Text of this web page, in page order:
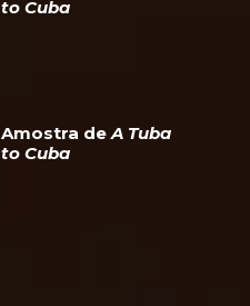
to Cuba
Amostra deA Tuba
to Cuba